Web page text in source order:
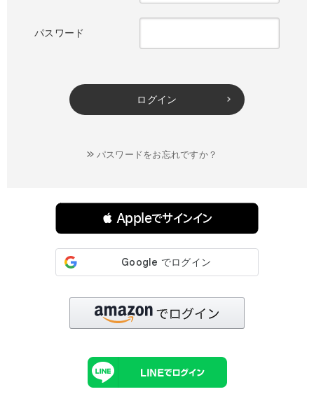
パスワード
ログイン
パスワードをお忘れですか？
 Appleでサインイン